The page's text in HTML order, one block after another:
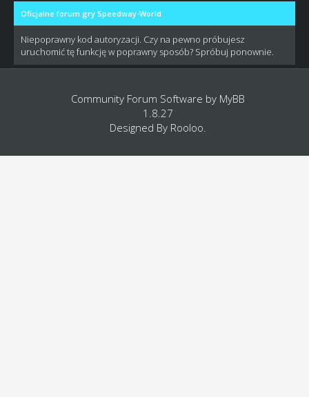
Oficjalne forum gry Speedway-World
Niepoprawny kod autoryzacji. Czy na pewno próbujesz
uruchomić tę funkcję w poprawny sposób? Spróbuj ponownie.
Community Forum Software by MyBB
1.8.27
Designed By Rooloo.